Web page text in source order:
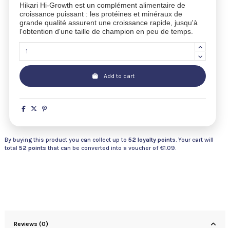
Hikari Hi-Growth est un complément alimentaire de
croissance puissant : les protéines et minéraux de
grande qualité assurent une croissance rapide, jusqu'à
l'obtention d'une taille de champion en peu de temps.
Add to cart
By buying this product you can collect up to 52 loyalty points. Your cart will
total 52 points that can be converted into a voucher of €1.09.
Reviews (0)